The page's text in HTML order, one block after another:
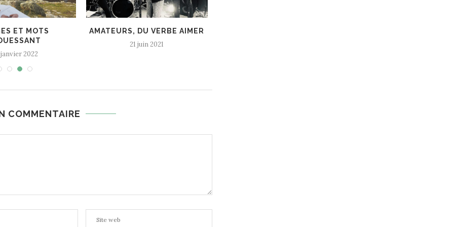
GRATITUDE | SAISON
22
20 juillet 2026
COMMENT S’ACTIVER SANS
PERFORMER ? | SAISON 2...
COMMENTAIRE